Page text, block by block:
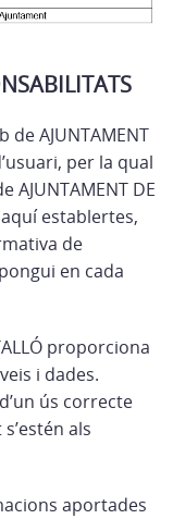
de AJUNTAMENT
per la qual
AJUNTAMENT DE
aquí establertes,
de
en cada
proporciona
i dades.
ús correcte
als
aportades